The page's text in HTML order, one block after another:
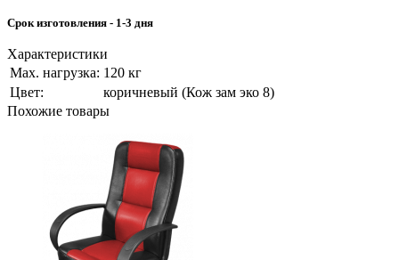
Срок изготовления - 1-3 дня
Характеристики
Мах. нагрузка: 120 кг
Цвет:
коричневый (Кож зам эко 8)
Похожие товары